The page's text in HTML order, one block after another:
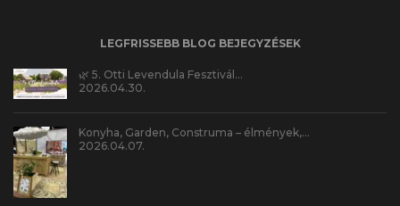
LEGFRISSEBB BLOG BEJEGYZÉSEK
🌿 5. Otti Levendula Fesztivál…
2026.04.30.
Konyha, Garden, Construma – élmények,…
2026.04.07.